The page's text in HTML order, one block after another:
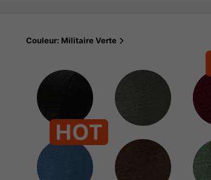
Couleur: Militaire Verte